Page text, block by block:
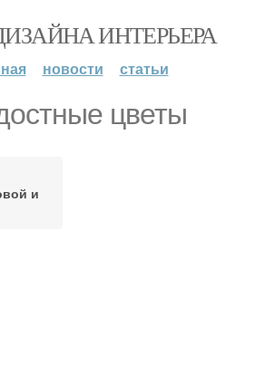
ИНТЕРЬЕРА
новости статьи
цветы
и